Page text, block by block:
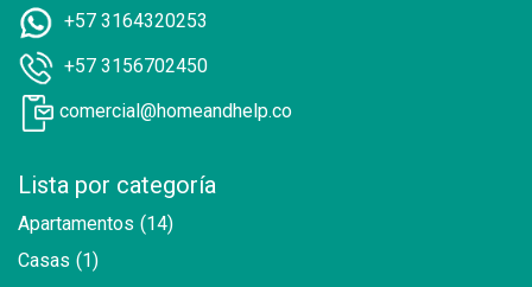
+57 3164320253
+57 3156702450
comercial@homeandhelp.co
Lista por categoría
Apartamentos (14)
Casas (1)